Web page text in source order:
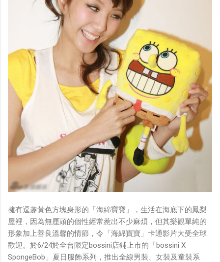
擁有逗趣黃色方塊身形的「海綿寶寶」，生活在海底下的鳳梨
屋裡，因為無厘頭的個性經常惹出不少麻煩，但其樂觀單純的
形象加上善良溫馨的情節，令「海綿寶寶」卡通影片大受全球
歡迎。於6/24於全台限定bossini店鋪上市的「bossini X
SpongeBob」夏日服飾系列，推出全線男裝、女裝及童裝系